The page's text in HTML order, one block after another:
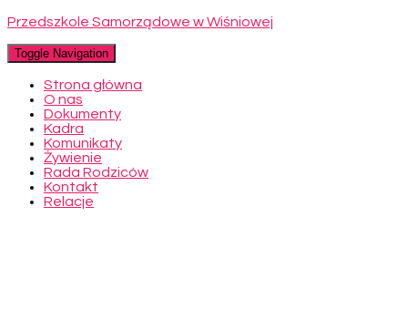
Przedszkole Samorządowe w Wiśniowej
Toggle Navigation
Strona główna
O nas
Dokumenty
Kadra
Komunikaty
Żywienie
Rada Rodziców
Kontakt
Relacje